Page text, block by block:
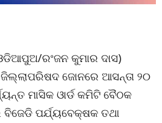
ରଂଜନ କୁମାର ଦାସ)
ଜୋନରେ ଆସନ୍ତା ୨୦
ମାସିକ ଓାର୍ଡ କମିଟି ବୈଠକ
ପର୍ଯ୍ୟବେକ୍ଷକ ତଥା